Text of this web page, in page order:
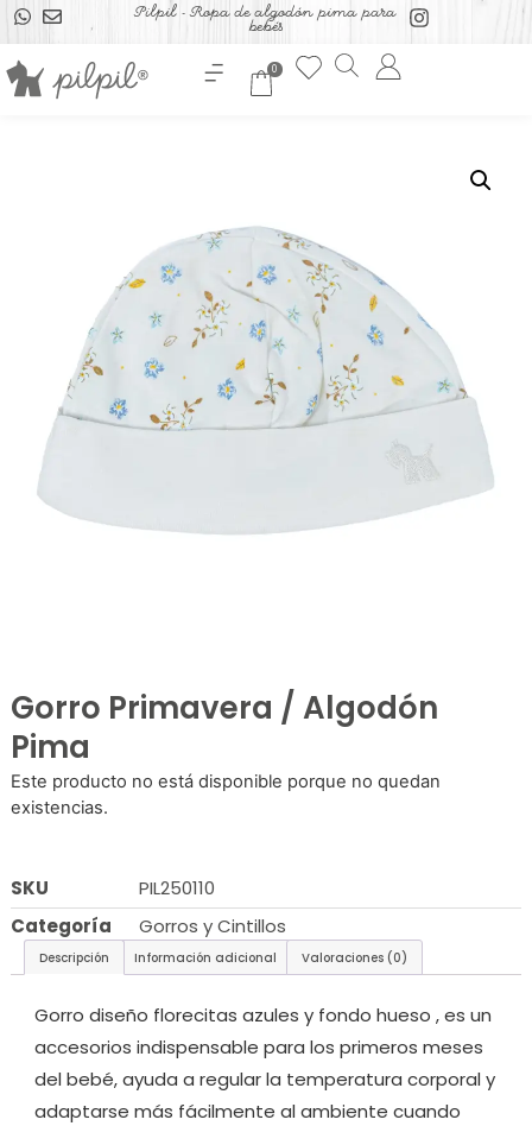
Pilpil - Ropa de algodón pima para
bebés
0
Gorro Primavera / Algodón
Pima
Este producto no está disponible porque no quedan
existencias.
SKU
PIL250110
Categoría
Gorros y Cintillos
Descripción Información adicional Valoraciones (0)
Gorro diseño florecitas azules y fondo hueso , es un
accesorios indispensable para los primeros meses
del bebé, ayuda a regular la temperatura corporal y
adaptarse más fácilmente al ambiente cuando